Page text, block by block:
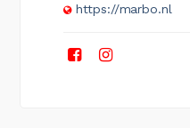
https://marbo.nl